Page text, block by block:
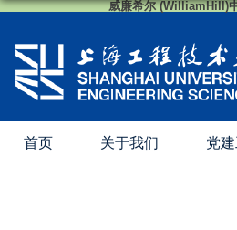
威廉希尔 (WilliamHill)
首页 关于我们 党